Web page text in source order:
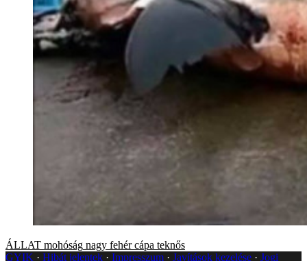
ÁLLAT mohóság nagy fehér cápa teknős
GYIK
Hibát jelentek Impresszum Javítások kezelése Jogi